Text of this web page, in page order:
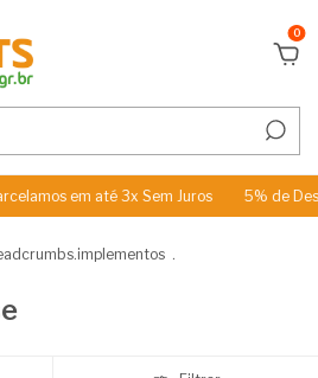
0
em até 3x Sem Juros 5% de Desconto
.